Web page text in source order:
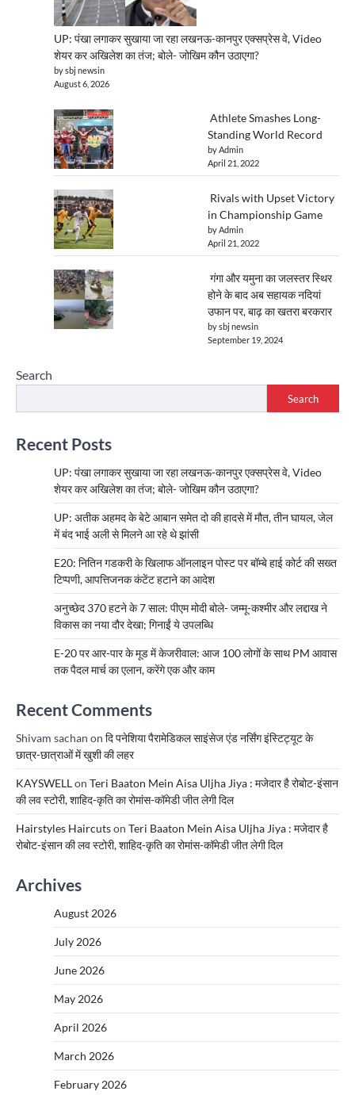
UP: पंखा लगाकर सुखाया जा रहा लखनऊ-कानपुर एक्सप्रेस वे, Video
शेयर कर अखिलेश का तंज; बोले- जोखिम कौन उठाएगा?
by sbj newsin
August 6, 2026
Athlete Smashes Long-
Standing World Record
by Admin
April 21, 2022
Rivals with Upset Victory
in Championship Game
by Admin
April 21, 2022
गंगा और यमुना का जलस्तर स्थिर
होने के बाद अब सहायक नदियां
उफान पर, बाढ़ का खतरा बरकरार
by sbj newsin
September 19, 2024
Search
Search
Recent Posts
UP: पंखा लगाकर सुखाया जा रहा लखनऊ-कानपुर एक्सप्रेस वे, Video
शेयर कर अखिलेश का तंज; बोले- जोखिम कौन उठाएगा?
UP: अतीक अहमद के बेटे आबान समेत दो की हादसे में मौत, तीन घायल, जेल
में बंद भाई अली से मिलने आ रहे थे झांसी
E20: नितिन गडकरी के खिलाफ ऑनलाइन पोस्ट पर बॉम्बे हाई कोर्ट की सख्त
टिप्पणी, आपत्तिजनक कंटेंट हटाने का आदेश
अनुच्छेद 370 हटने के 7 साल: पीएम मोदी बोले- जम्मू-कश्मीर और लद्दाख ने
विकास का नया दौर देखा; गिनाईं ये उपलब्धि
E-20 पर आर-पार के मूड में केजरीवाल: आज 100 लोगों के साथ PM आवास
तक पैदल मार्च का एलान, करेंगे एक और काम
Recent Comments
Shivam sachan on दि पनेशिया पैरामेडिकल साइंसेज एंड नर्सिंग इंस्टिट्यूट के
छात्र-छात्राओं में खुशी की लहर
KAYSWELLon Teri Baaton Mein Aisa Uljha Jiya : मजेदार है रोबोट-इंसान
की लव स्टोरी, शाहिद-कृति का रोमांस-कॉमेडी जीत लेगी दिल
Hairstyles Haircutson Teri Baaton Mein Aisa Uljha Jiya : मजेदार है
रोबोट-इंसान की लव स्टोरी, शाहिद-कृति का रोमांस-कॉमेडी जीत लेगी दिल
Archives
August 2026
July 2026
June 2026
May 2026
April 2026
March 2026
February 2026